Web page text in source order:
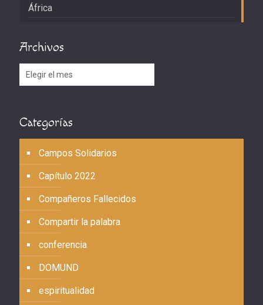
África
Archivos
Archivos
Categorías
Campos Solidarios
Capítulo 2022
Compañeros Fallecidos
Compartir la palabra
conferencia
DOMUND
espiritualidad